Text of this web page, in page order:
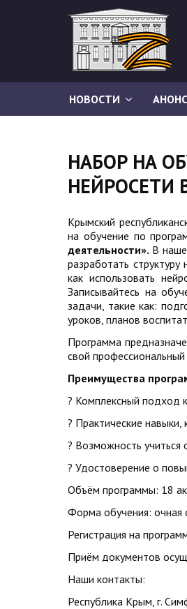
НОВОСТИ
НАБОР НА
НЕЙРОСЕТИ
Крымский
на обучение по
деятельности». В
разработать
как использовать
Записывайтесь на
задачи, такие как:
уроков, планов
Программа
свой профессиональный
Преимущества
? Комплексный подход
? Практические
? Возможность учиться
? Удостоверение о
Объём программы: 18
Форма обучения: очная
Регистрация на
Приём документов
Наши контакты:
Республика Крым, г.